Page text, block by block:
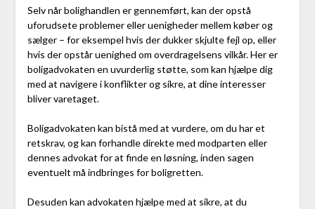
Selv når bolighandlen er gennemført, kan der opstå
uforudsete problemer eller uenigheder mellem køber og
sælger – for eksempel hvis der dukker skjulte fejl op, eller
hvis der opstår uenighed om overdragelsens vilkår. Her er
boligadvokaten en uvurderlig støtte, som kan hjælpe dig
med at navigere i konflikter og sikre, at dine interesser
bliver varetaget.
Boligadvokaten kan bistå med at vurdere, om du har et
retskrav, og kan forhandle direkte med modparten eller
dennes advokat for at finde en løsning, inden sagen
eventuelt må indbringes for boligretten.
Desuden kan advokaten hjælpe med at sikre, at du